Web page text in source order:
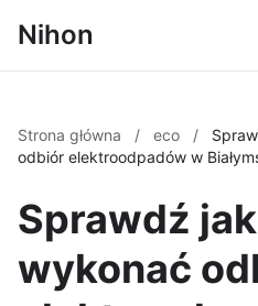
Nihon
Strona główna / eco /
odbiór elektroodpadów w
Sprawdź
wykonać